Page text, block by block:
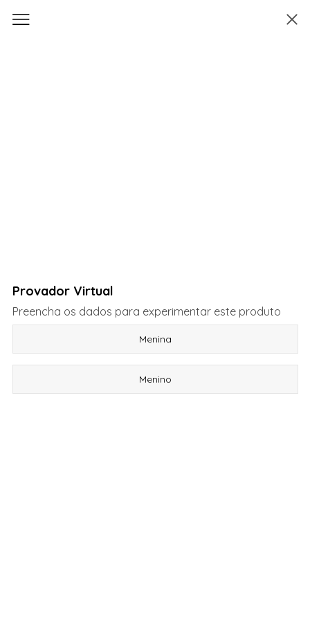
Provador Virtual
Preencha os dados para experimentar este produto
Menina
Menino